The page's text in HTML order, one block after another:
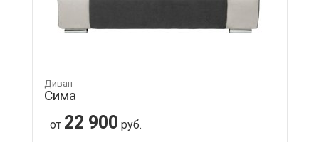
Диван
Сима
от 22 900 руб.